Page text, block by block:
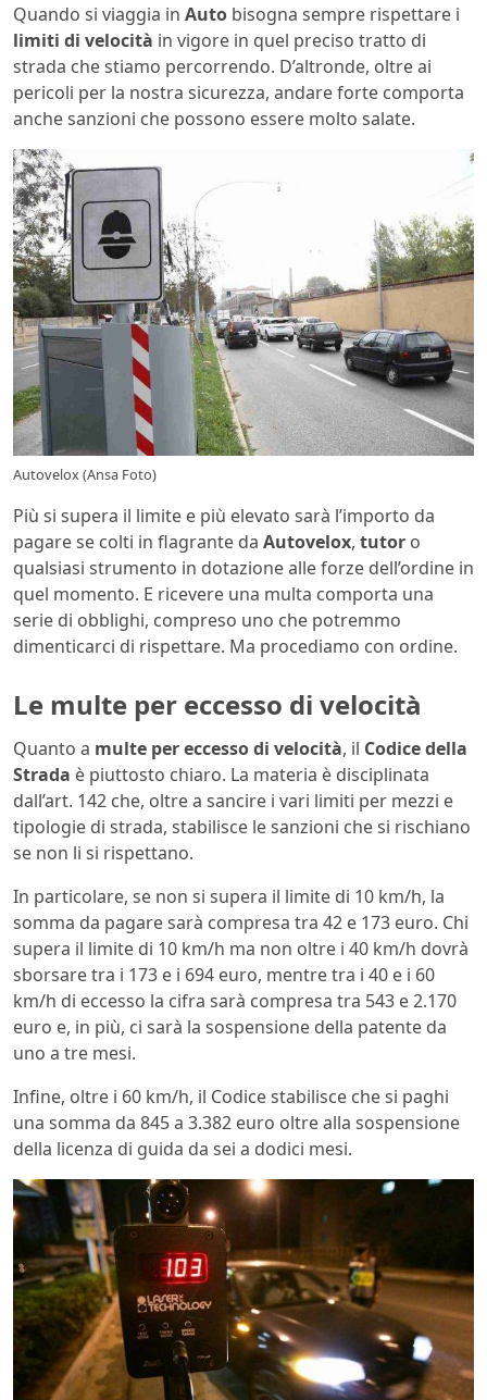
Quando si viaggia in Auto bisogna sempre rispettare i
limiti di velocità in vigore in quel preciso tratto di
strada che stiamo percorrendo. D’altronde, oltre ai
pericoli per la nostra sicurezza, andare forte comporta
anche sanzioni che possono essere molto salate.
Autovelox (Ansa Foto)
Più si supera il limite e più elevato sarà l’importo da
pagare se colti in flagrante da Autovelox, tutor o
qualsiasi strumento in dotazione alle forze dell’ordine in
quel momento. E ricevere una multa comporta una
serie di obblighi, compreso uno che potremmo
dimenticarci di rispettare. Ma procediamo con ordine.
Le multe per eccesso di velocità
Quanto a multe per eccesso di velocità, il Codice della
Strada è piuttosto chiaro. La materia è disciplinata
dall’art. 142 che, oltre a sancire i vari limiti per mezzi e
tipologie di strada, stabilisce le sanzioni che si rischiano
se non li si rispettano.
In particolare, se non si supera il limite di 10 km/h, la
somma da pagare sarà compresa tra 42 e 173 euro. Chi
supera il limite di 10 km/h ma non oltre i 40 km/h dovrà
sborsare tra i 173 e i 694 euro, mentre tra i 40 e i 60
km/h di eccesso la cifra sarà compresa tra 543 e 2.170
euro e, in più, ci sarà la sospensione della patente da
uno a tre mesi.
Infine, oltre i 60 km/h, il Codice stabilisce che si paghi
una somma da 845 a 3.382 euro oltre alla sospensione
della licenza di guida da sei a dodici mesi.